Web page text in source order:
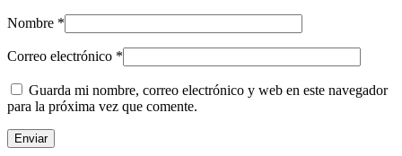
Nombre *
Correo electrónico *
Guarda mi nombre, correo electrónico y web en este navegador
para la próxima vez que comente.